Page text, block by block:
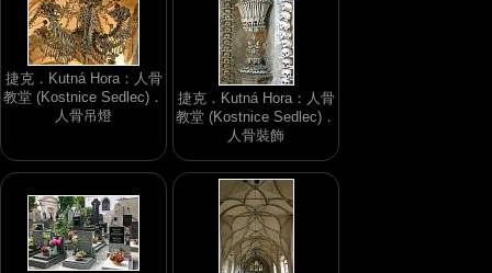
捷克．Kutná Hora：人骨
教堂 (Kostnice Sedlec)．
人骨吊燈
捷克．Kutná Hora：人骨
教堂 (Kostnice Sedlec)．
人骨裝飾